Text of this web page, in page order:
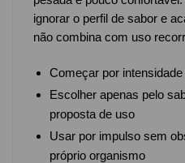
ignorar o perfil de sabor e
não combina com uso
Começar por
Escolher apenas pelo
proposta de uso
Usar por impulso sem
próprio organismo